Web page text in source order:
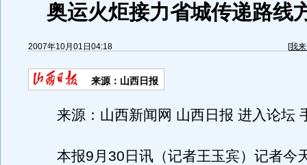
奥运火炬接力省城传递路线
2007年10月01日04:18 [我
来源：山西日报
来源：山西新闻网 山西日报 进入论坛
本报9月30日讯（记者王玉宾）记者今